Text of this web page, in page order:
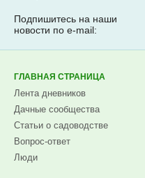
Подпишитесь на наши
новости по e-mail:
ГЛАВНАЯ СТРАНИЦА
Лента дневников
Дачные сообщества
Статьи о садоводстве
Вопрос-ответ
Люди